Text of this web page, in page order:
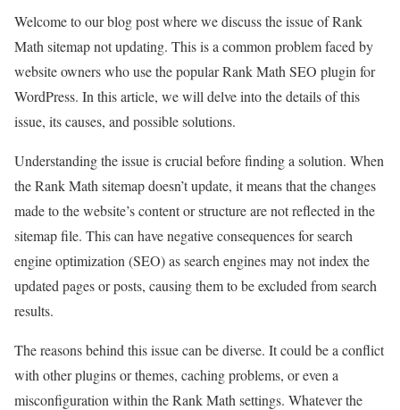
Welcome to our blog post where we discuss the issue of Rank
Math sitemap not updating. This is a common problem faced by
website owners who use the popular Rank Math SEO plugin for
WordPress. In this article, we will delve into the details of this
issue, its causes, and possible solutions.
Understanding the issue is crucial before finding a solution. When
the Rank Math sitemap doesn’t update, it means that the changes
made to the website’s content or structure are not reflected in the
sitemap file. This can have negative consequences for search
engine optimization (SEO) as search engines may not index the
updated pages or posts, causing them to be excluded from search
results.
The reasons behind this issue can be diverse. It could be a conflict
with other plugins or themes, caching problems, or even a
misconfiguration within the Rank Math settings. Whatever the